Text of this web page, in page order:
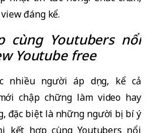
đáng kể.
cùng Youtubers nổi
Youtube free
nhiều người áp dụng, kể cả
chập chững làm video hay
đặc biệt là những người bị bí ý
kết hợp cùng Youtubers nổi